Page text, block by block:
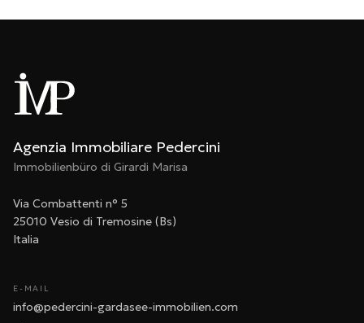
Agenzia Immobiliare Pedercini
Immobilienbüro di Girardi Marisa
Via Combattenti n° 5
25010 Vesio di Tremosine (Bs)
Italia
E-MAIL
info@pedercini-gardasee-immobilien.com